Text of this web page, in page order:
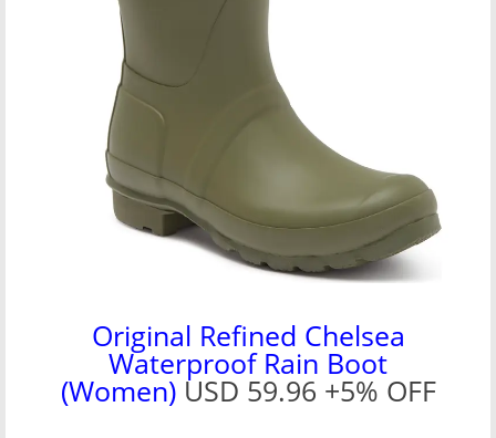
Original Refined Chelsea
Waterproof Rain Boot
(Women)USD 59.96 +5% OFF